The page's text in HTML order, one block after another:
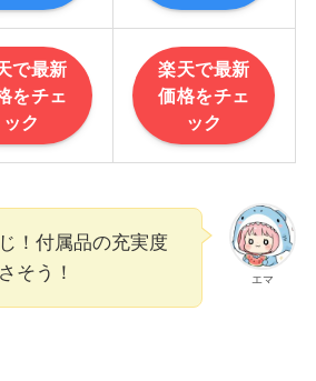
で最新
をチェ
ック
楽天で最新
価格をチェ
ック
エマ
！付属品の充実度
そう！